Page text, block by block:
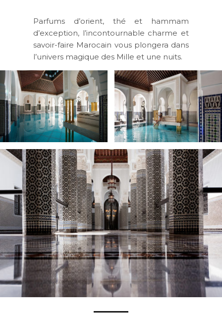
Parfums d’orient, thé et hammam
d’exception, l’incontournable charme et
savoir-faire Marocain vous plongera dans
l’univers magique des Mille et une nuits.